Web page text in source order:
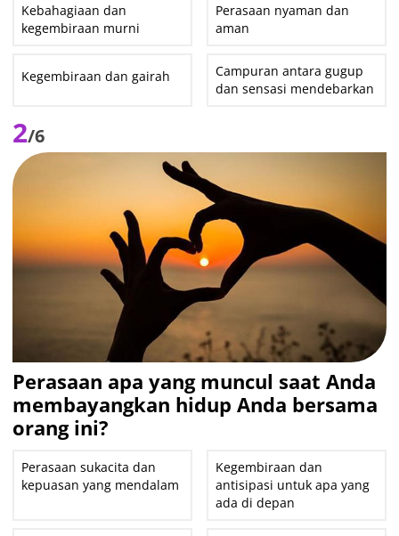
Kebahagiaan dan
kegembiraan murni
Perasaan nyaman dan
aman
Kegembiraan dan gairah
Campuran antara gugup
dan sensasi mendebarkan
2/6
Perasaan apa yang muncul saat Anda
membayangkan hidup Anda bersama
orang ini?
Perasaan sukacita dan
kepuasan yang mendalam
Kegembiraan dan
antisipasi untuk apa yang
ada di depan